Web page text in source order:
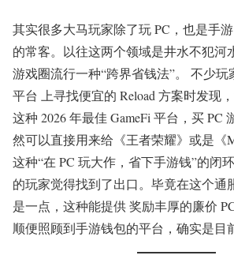
其实很多大马玩家除了玩 PC，也是手游
的常客。以往这两个领域是井水不犯河
游戏圈流行一种“跨界省钱法”。 不少玩
平台 上寻找便宜的 Reload 方案时发现
这种 2026 年最佳 GameFi 平台，买 PC
然可以直接用来给《王者荣耀》或是《
这种“在 PC 玩大作，省下手游钱”的闭
的玩家觉得找到了出口。毕竟在这个通
是一点，这种能提供 奖励丰厚的廉价
顺便照顾到手游钱包的平台，确实是目